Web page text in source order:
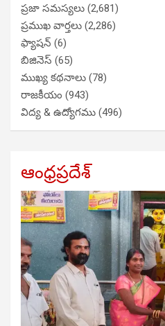
ప్రజా సమస్యలు (2,681)
ప్రముఖ వార్తలు (2,286)
ఫ్యాషన్ (6)
బిజినెస్ (65)
ముఖ్య కథనాలు (78)
రాజకీయం (943)
విద్య & ఉద్యోగము (496)
ఆంధ్రప్రదేశ్